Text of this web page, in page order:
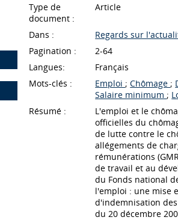
Type de
document :
Article
Dans :
Regards sur
Pagination :
2-64
Langues:
Français
Mots-clés :
Emploi ; Chômage ;
Salaire minimum ;
Résumé :
L'emploi et le chômage, en
officielles du
de lutte contre le
allégements de
rémunérations
de travail et au
du Fonds national de l'emploi. La mission
l'emploi : une mise en oeuvre malmenée par le
d'indemnisation
du 20 décembre